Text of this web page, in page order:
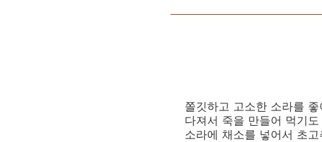
쫄깃하고 고소한 소라를
다져서 죽을 만들어 먹기
소라에 채소를 넣어서 초